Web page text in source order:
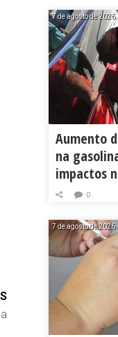
7 de agosto de 2026
Aumento
na
impactos
0
7 de agosto de 2026